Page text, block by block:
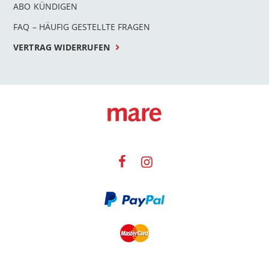
ABO KÜNDIGEN
FAQ – HÄUFIG GESTELLTE FRAGEN
VERTRAG WIDERRUFEN